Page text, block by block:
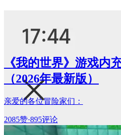
《我的世界》游戏内
（2026年最新版）
亲爱的各位冒险家们：
2085赞·895评论